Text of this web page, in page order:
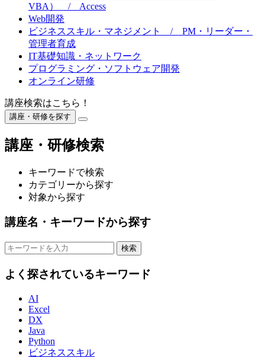
VBA） / Access
Web開発
ビジネススキル・マネジメント / PM・リーダー・
管理者育成
IT基礎知識・ネットワーク
プログラミング・ソフトウェア開発
オンライン研修
講座検索はこちら！
講座・研修を探す
閉
る
講座・研修検索
キーワードで検索
カテゴリーから探す
対象から探す
講座名・キーワードから探す
検索
よく探されているキーワード
AI
Excel
DX
Java
Python
ビジネススキル